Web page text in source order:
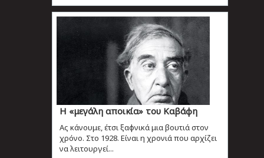
Η «μεγάλη αποικία» του Καβάφη
Ας κάνουμε, έτσι ξαφνικά μια βουτιά στον
χρόνο. Στο 1928. Είναι η χρονιά που αρχίζει
να λειτουργεί...